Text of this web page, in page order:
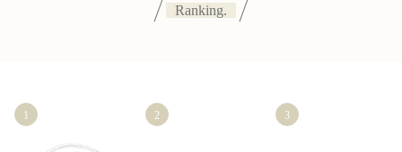
Ranking.
1 2 3